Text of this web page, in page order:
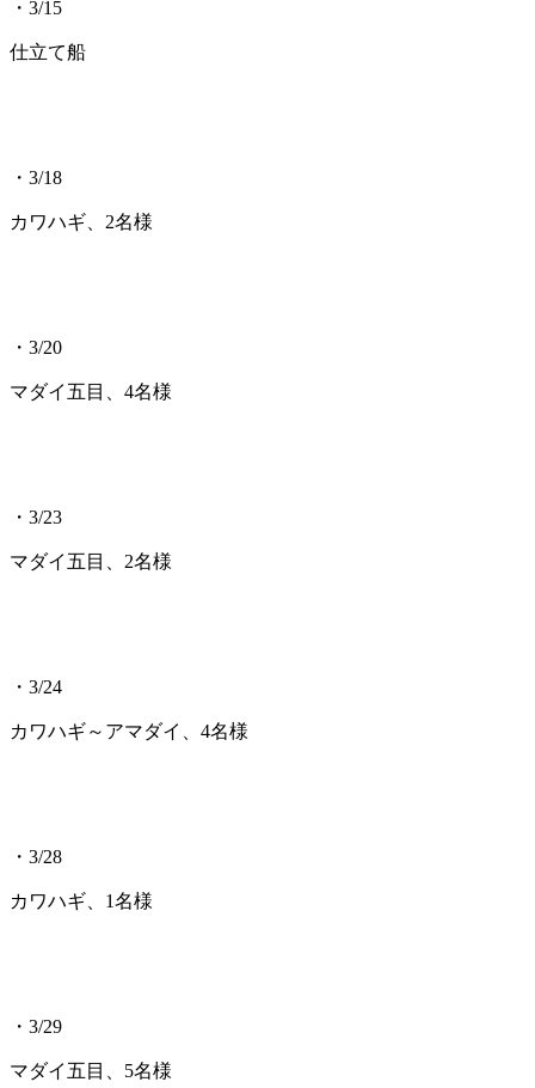
・3/15
仕立て船
・3/18
カワハギ、2名様
・3/20
マダイ五目、4名様
・3/23
マダイ五目、2名様
・3/24
カワハギ～アマダイ、4名様
・3/28
カワハギ、1名様
・3/29
マダイ五目、5名様